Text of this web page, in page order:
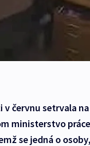
v červnu setrvala
ministerstvo
se jedná o